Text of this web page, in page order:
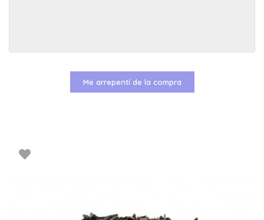
Me arrepentí de la compra